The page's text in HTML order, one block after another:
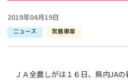
2019年04月19日
ニュース 営農事業
ＪＡ全農しがは１６日、県内JAの